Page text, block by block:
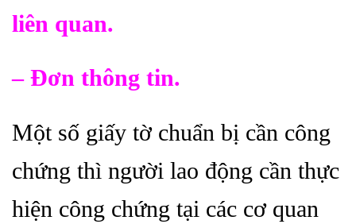
liên quan.
– Đơn thông tin.
Một số giấy tờ chuẩn bị cần công
chứng thì người lao động cần thực
hiện công chứng tại các cơ quan